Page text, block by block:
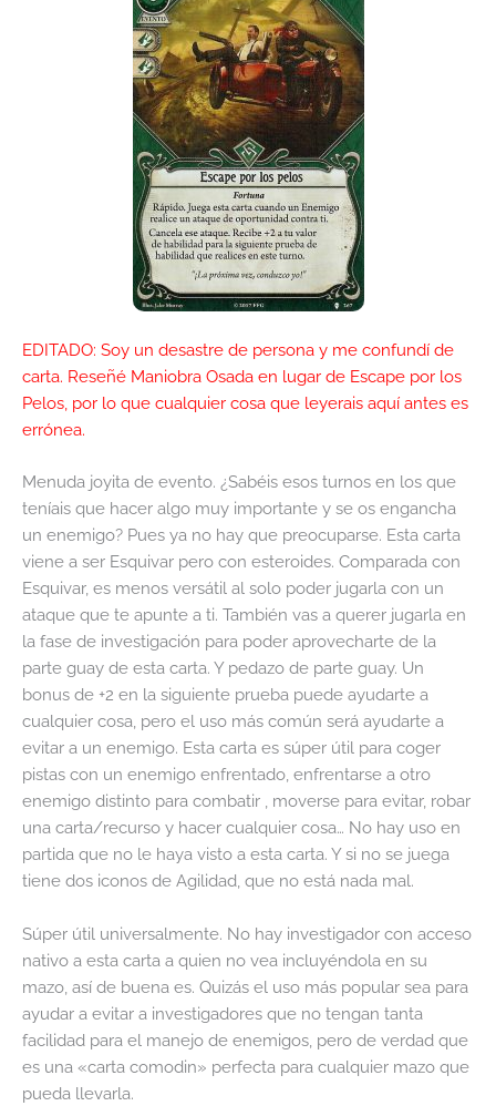
EDITADO: Soy un desastre de persona y me confundí de
carta. Reseñé Maniobra Osada en lugar de Escape por los
Pelos, por lo que cualquier cosa que leyerais aquí antes es
errónea.
Menuda joyita de evento. ¿Sabéis esos turnos en los que
teníais que hacer algo muy importante y se os engancha
un enemigo? Pues ya no hay que preocuparse. Esta carta
viene a ser Esquivar pero con esteroides. Comparada con
Esquivar, es menos versátil al solo poder jugarla con un
ataque que te apunte a ti. También vas a querer jugarla en
la fase de investigación para poder aprovecharte de la
parte guay de esta carta. Y pedazo de parte guay. Un
bonus de +2 en la siguiente prueba puede ayudarte a
cualquier cosa, pero el uso más común será ayudarte a
evitar a un enemigo. Esta carta es súper útil para coger
pistas con un enemigo enfrentado, enfrentarse a otro
enemigo distinto para combatir , moverse para evitar, robar
una carta/recurso y hacer cualquier cosa… No hay uso en
partida que no le haya visto a esta carta. Y si no se juega
tiene dos iconos de Agilidad, que no está nada mal.
Súper útil universalmente. No hay investigador con acceso
nativo a esta carta a quien no vea incluyéndola en su
mazo, así de buena es. Quizás el uso más popular sea para
ayudar a evitar a investigadores que no tengan tanta
facilidad para el manejo de enemigos, pero de verdad que
es una «carta comodin» perfecta para cualquier mazo que
pueda llevarla.